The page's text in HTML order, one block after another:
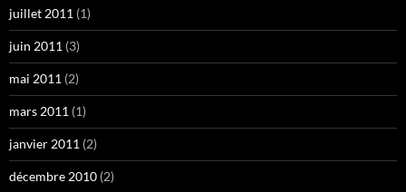
juillet 2011 (1)
juin 2011 (3)
mai 2011 (2)
mars 2011 (1)
janvier 2011 (2)
décembre 2010 (2)